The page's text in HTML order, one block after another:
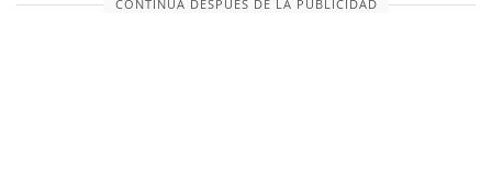
CONTINÚA DESPUÉS DE LA PUBLICIDAD